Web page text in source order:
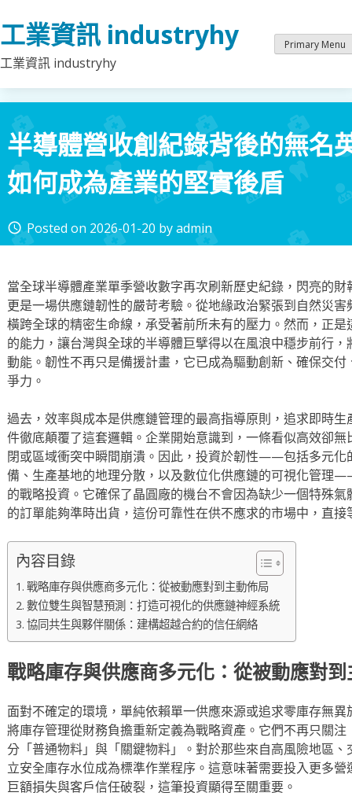
to
content
工業資訊 industryhy
工業資訊 industryhy
Primary Menu
半導體營收創紀錄背後的無名
如何成為產業的堅實後盾
access_time Posted on 2026-01-20 byadmin
當全球半導體產業單季營收數字再次刷新歷史紀錄，閃亮的
更是一場供應鏈韌性的嚴苛考驗。從地緣政治緊張到自然災
橫跨全球的精密生命線，承受著前所未有的壓力。然而，正
的能力，讓台灣與全球的半導體巨擘得以在風浪中穩步前行
動能。韌性不再只是備援計畫，它已成為驅動創新、確保交
爭力。
過去，效率與成本是供應鏈管理的最高指導原則，追求即時
件徹底顛覆了這套邏輯。企業開始意識到，一條看似高效卻
閉或區域衝突中瞬間崩潰。因此，投資於韌性——包括多元化
備、生產基地的地理分散，以及數位化供應鏈的可視化管理
的戰略投資。它確保了晶圓廠的機台不會因為缺少一個特殊
的訂單能夠準時出貨，這份可靠性在供不應求的市場中，直
內容目錄
戰略庫存與供應商多元化：從被動應對到主動佈局
數位雙生與智慧預測：打造可視化的供應鏈神經系統
協同共生與夥伴關係：建構超越合約的信任網絡
戰略庫存與供應商多元化：從被動應對
面對不確定的環境，單純依賴單一供應來源或追求零庫存無
將庫存管理從財務負擔重新定義為戰略資產。它們不再只關
分「普通物料」與「關鍵物料」。對於那些來自高風險地區
立安全庫存水位成為標準作業程序。這意味著需要投入更多
巨額損失與客戶信任破裂，這筆投資顯得至關重要。